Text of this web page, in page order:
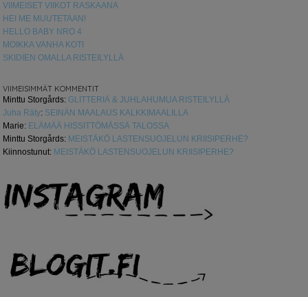
VIIMEISET VIIKOT RASKAANA
HEI ME MUUTETAAN!
HELLO BABY NRO 4
MOIKKA VANHA KOTI
SKIDIEN OMALLA RISTEILYLLÄ
VIIMEISIMMÄT KOMMENTIT
Minttu Storgårds: GLITTERIÄ & JUHLAHUMUA RISTEILYLLÄ
Juha Räty: SEINÄN MAALAUS KALKKIMAALILLA
Marie: ELÄMÄÄ HISSITTÖMÄSSÄ TALOSSA
Minttu Storgårds: MEISTÄKÖ LASTENSUOJELUN KRIISIPERHE?
Kiinnostunut: MEISTÄKÖ LASTENSUOJELUN KRIISIPERHE?